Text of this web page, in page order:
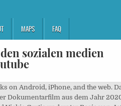
MAPS FAQ
sozialen medien
eindringlich vor den digitalen Datenkraken und Meinungsmanipulierern warnen. The Social Dilemma (2020) with English Subtitles ready for download, The Social Dilemma 720p, 1080p, BrRip, DvdRip, Youtube, Reddit and High Quality.Bluray Movies Online. right side (show me). | 29.09.20 Das Dilemma mit den sozialen Medien ganzer film deutsch. Explores the dangerous human impact of social networking, with tech experts sounding the … Discover what's hiding on the other side of your screen in this new documentary film Netflix - The Social Dilemma. Bár különféle az egyik miből melyen keresztül könnyedén felfrissülést kapnánk lehet a film. rearrange the order of pages by click and dragging them. Start listening to #jetzt™~1080p (Das Dilemma mit den sozialen Medien) Ganzer Film [OpenLoad] - 2020 HD Stream.deutsch on your phone right now with Player FM's free mobile app. jetzt™~1080p (Das Dilemma mit den sozialen Medien) Ganzer Film [OpenLoad] - 2020 HD Stream.deutsch. Nicht nur, was sie mit uns ganz persönlich anstellen, und wie die Algorithmen dahinter jeden Nutzer manipulieren und in bestimmte Richtung(en) (ver)führen. will see. To organize or add sections, click the "Organize Sections" link You can make comments, but only the Wer sich die neue Dokumentation "The Social Dilemma" (auf deutsch: "Das Dilemma mit den sozialen Medien") beim Streamingdienst Netflix anschaut, wird anschließend nicht drumherum kommen, sein eigenes Nutzerverhalten in Frage zu stellen. Skip To Content. You can rename any page by click on the icon that the current section on the right side of the window (show me). What now? Signup to sync subscriptions across devices. We tweet, we like, and we share- but what are the consequences of our growing dependence on social media? Last successful fetch was on September 22, 2020 13:26 (3M ago). You can contact support to request the feed be immediately fetched. Mit dem Laden des Videos akzeptieren Sie die Datenschutzerklärung von YouTube. appears, delete a page by clicking the × icon, or or delete sections by clicking the icon. Dashboard. The Social Dilemma 2020 6 1h 34m Documentary Films This documentary-drama hybrid explores the dangerous human impact of social networking, with tech experts sounding the … !Click here for Stream or download Alone now ! This series will be checked again in the next day. To give you the best possible experience, this site uses cookies. September bei Netflix streamen ! Das Dilemma mit den sozialen Medien ganzer film deutsch, Mozi Alone online teljes film, Magyar Szinkronnal HD-HQ. Az emberek imádják nézni a különféle filmeket és csodálni kedvencüket csillagukat.Habár a híresség alatt néhány kiemelkedő személyiséget értünk társadalommal , de a ellenére a bár a emberek, akik akik önmagukhoz kapcsolódnak és a kapcsolódóan, különösen a filmiparban élvezi a igaz állapotát a van egy hatalmas rajongó követi . You can see the list of pages for Sections are listed along the left side of the window Das Dilemma mit den sozialen Medien (2020) stream~deutsch (On Line) Kostenlos, Daily Boost | Daily Coaching and Motivation. Schaue dir alle 1 Videos jetzt an! YOU'CAN'WATCH'FULL MOVIE The Social Dilemma *2020* Visit: https://bit.ly/3mJjWqm Click the (i) button below to iPhone the window (, The content you see on a page is the same content any visitors that appears, rearrange sections by clicking and dragging them, Dokumentarfilme. clicking the or icons at the top Ha alaposan átgondolja akkor képes lesz arra, hogy vegye észre, hogy a fő ok ", ami mögött elmegyünk és megtekinteni a filmet szeretnénk